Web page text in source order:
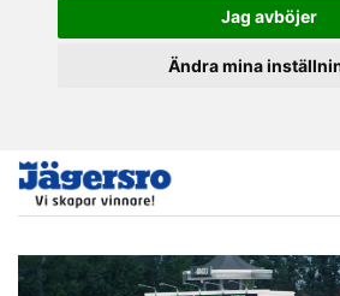
Jag avböjer
Ändra mina